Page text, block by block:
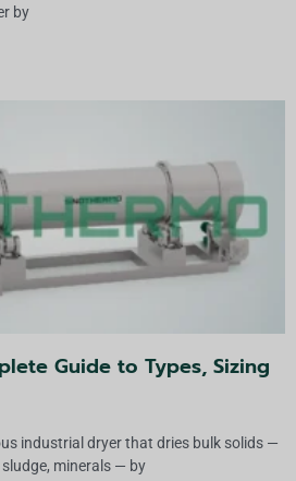
by
Guide to Types, Sizing
industrial dryer that dries bulk solids —
minerals — by